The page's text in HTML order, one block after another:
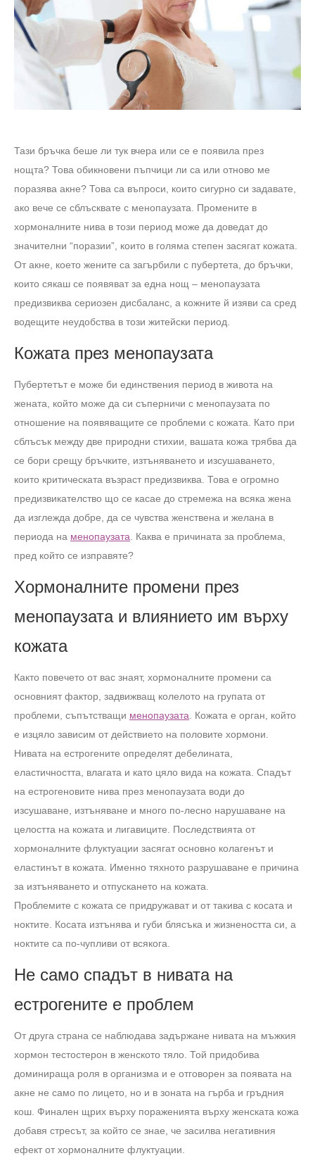
Тази бръчка беше ли тук вчера или се е появила през
нощта? Това обикновени пъпчици ли са или отново ме
поразява акне? Това са въпроси, които сигурно си задавате,
ако вече се сблъсквате с менопаузата. Промените в
хормоналните нива в този период може да доведат до
значителни “поразии”, които в голяма степен засягат кожата.
От акне, което жените са загърбили с пубертета, до бръчки,
които сякаш се появяват за една нощ – менопаузата
предизвиква сериозен дисбаланс, а кожните й изяви са сред
водещите неудобства в този житейски период.
Кожата през менопаузата
Пубертетът е може би единствения период в живота на
жената, който може да си съперничи с менопаузата по
отношение на появяващите се проблеми с кожата. Като при
сблъсък между две природни стихии, вашата кожа трябва да
се бори срещу бръчките, изтъняването и изсушаването,
които критическата възраст предизвиква. Това е огромно
предизвикателство що се касае до стремежа на всяка жена
да изглежда добре, да се чувства женствена и желана в
периода на менопаузата . Каква е причината за проблема,
пред който се изправяте?
Хормоналните промени през
менопаузата и влиянието им върху
кожата
Както повечето от вас знаят, хормоналните промени са
основният фактор, задвижващ колелото на групата от
проблеми, съпътстващи менопаузата . Кожата е орган, който
е изцяло зависим от действието на половите хормони.
Нивата на естрогените определят дебелината,
еластичността, влагата и като цяло вида на кожата. Спадът
на естрогеновите нива през менопаузата води до
изсушаване, изтъняване и много по-лесно нарушаване на
целостта на кожата и лигавиците. Последствията от
хормоналните флуктуации засягат основно колагенът и
еластинът в кожата. Именно тяхното разрушаване е причина
за изтъняването и отпускането на кожата.
Проблемите с кожата се придружават и от такива с косата и
ноктите. Косата изтънява и губи блясъка и жизнеността си, а
ноктите са по-чупливи от всякога.
Не само спадът в нивата на
естрогените е проблем
От друга страна се наблюдава задържане нивата на мъжкия
хормон тестостерон в женското тяло. Той придобива
доминираща роля в организма и е отговорен за появата на
акне не само по лицето, но и в зоната на гърба и гръдния
кош. Финален щрих върху пораженията върху женската кожа
добавя стресът, за който се знае, че засилва негативния
ефект от хормоналните флуктуации.